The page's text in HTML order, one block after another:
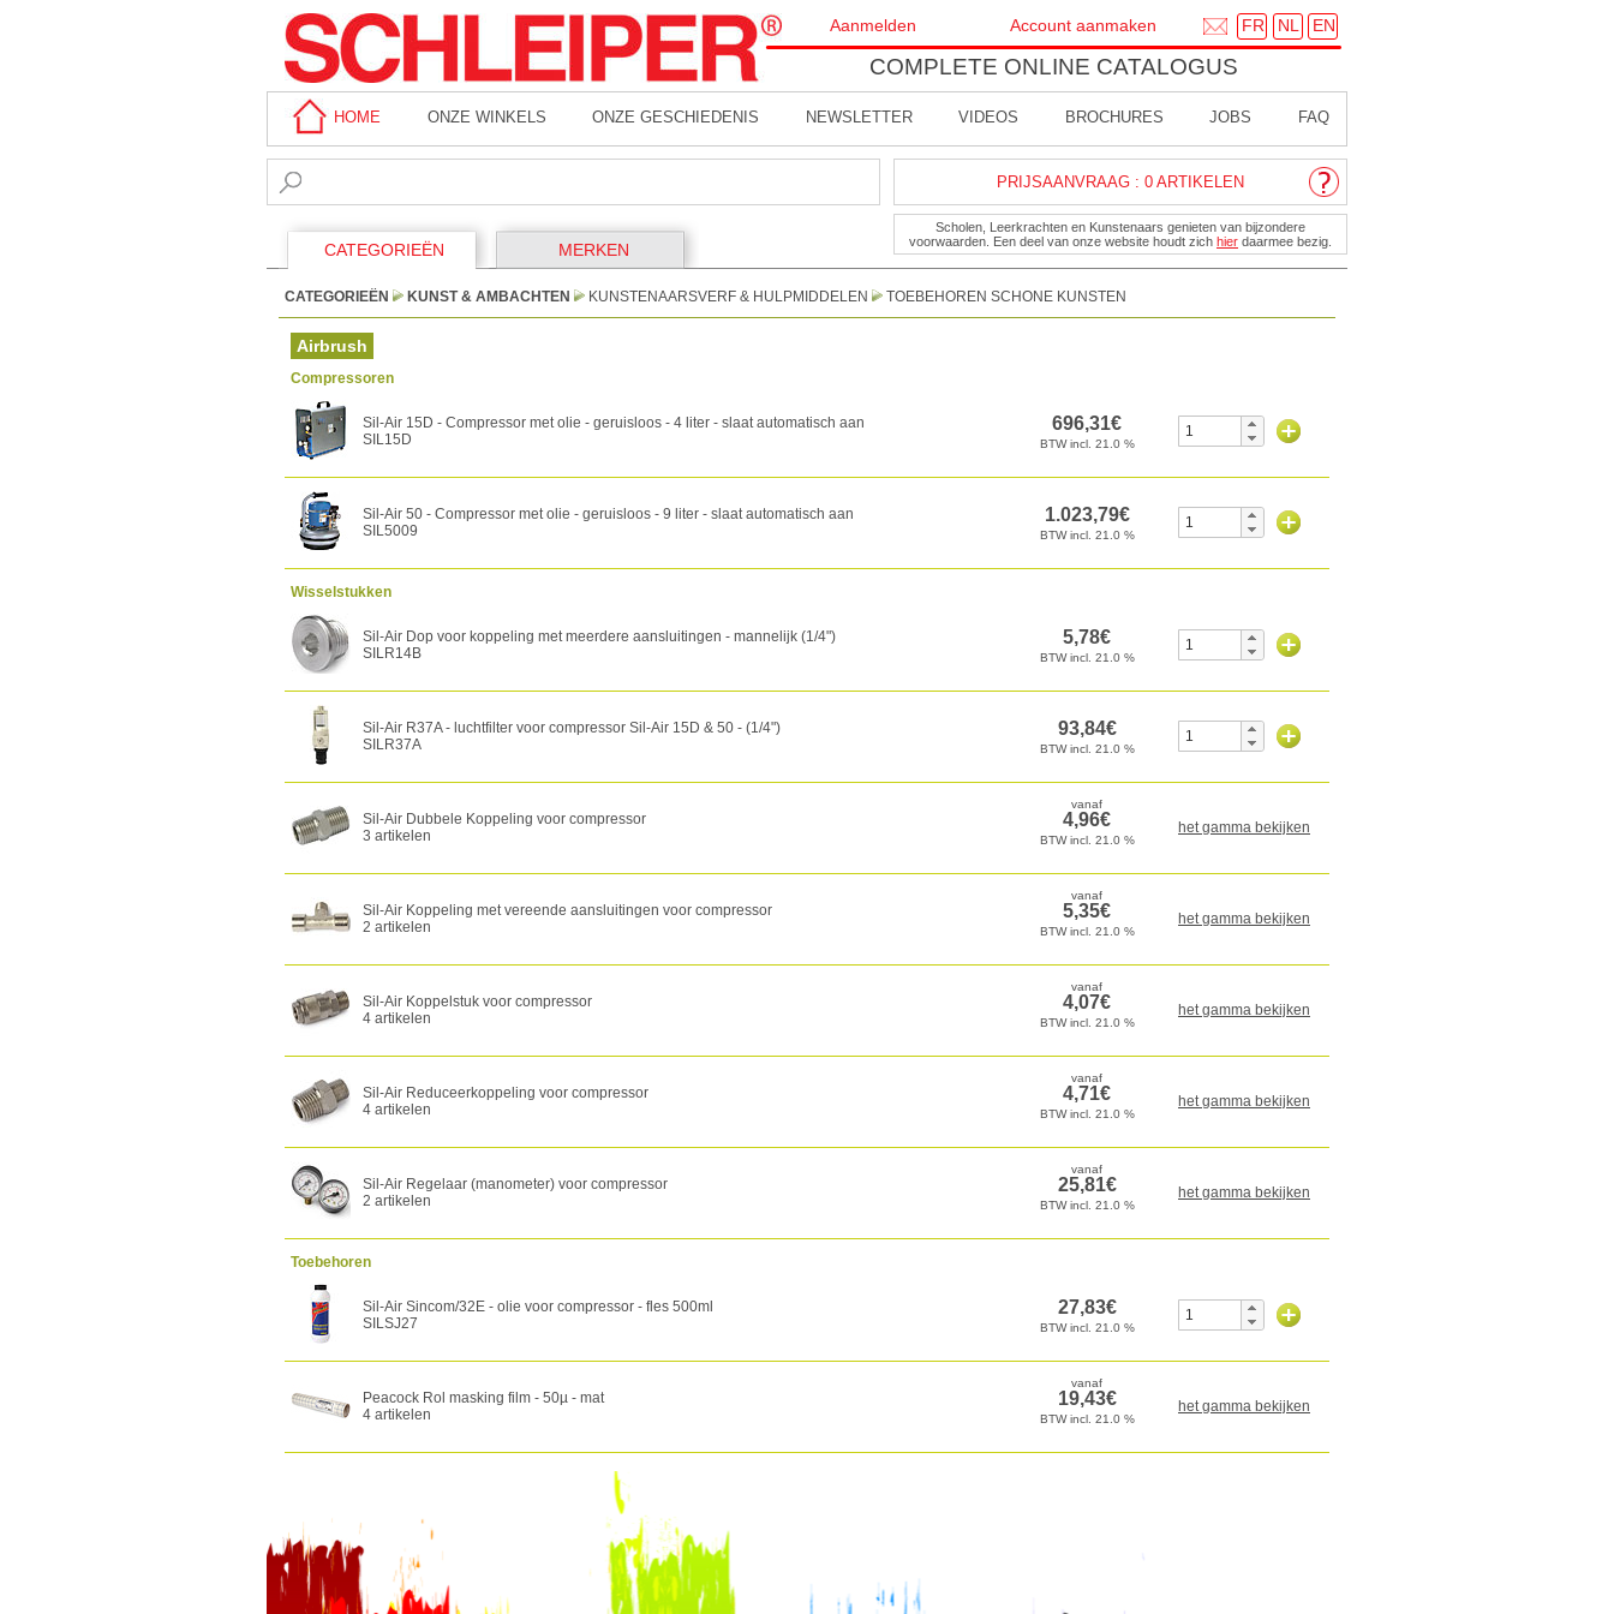
FR NL EN
COMPLETE ONLINE CATALOGUS
Aanmelden Account aanmaken
HOME ONZE WINKELS ONZE GESCHIEDENIS NEWSLETTER VIDEOS BROCHURES JOBS FAQ
PRIJSAANVRAAG : 0 ARTIKELEN
Scholen, Leerkrachten en Kunstenaars genieten van bijzondere
voorwaarden. Een deel van onze website houdt zich hier daarmee bezig.
CATEGORIEËN MERKEN
CATEGORIEËN KUNST & AMBACHTEN KUNSTENAARSVERF & HULPMIDDELEN TOEBEHOREN SCHONE KUNSTEN
Airbrush
Compressoren
Sil-Air 15D - Compressor met olie - geruisloos - 4 liter - slaat automatisch aan
SIL15D
Sil-Air 50 - Compressor met olie - geruisloos - 9 liter - slaat automatisch aan
SIL5009
Wisselstukken
Sil-Air Dop voor koppeling met meerdere aansluitingen - mannelijk (1/4")
SILR14B
Sil-Air R37A - luchtfilter voor compressor Sil-Air 15D & 50 - (1/4")
SILR37A
Sil-Air Dubbele Koppeling voor compressor
3 artikelen
het gamma bekijken
Sil-Air Koppeling met vereende aansluitingen voor compressor
2 artikelen
het gamma bekijken
Sil-Air Koppelstuk voor compressor
4 artikelen
het gamma bekijken
Sil-Air Reduceerkoppeling voor compressor
4 artikelen
het gamma bekijken
Sil-Air Regelaar (manometer) voor compressor
2 artikelen
het gamma bekijken
Toebehoren
Sil-Air Sincom/32E - olie voor compressor - fles 500ml
SILSJ27
Peacock Rol masking film - 50µ - mat
4 artikelen
het gamma bekijken